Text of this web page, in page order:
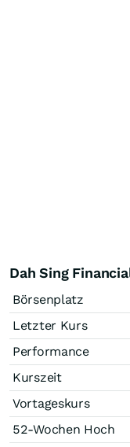
Dah Sing
Börsenplatz
Letzter Kurs
Performance
Kurszeit
Vortageskurs
52-Wochen Hoch